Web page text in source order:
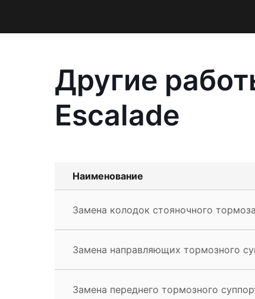
Другие
Escalade
Наименование
Замена колодок стояночного
Замена направляющих тормозного
Замена переднего тормозного